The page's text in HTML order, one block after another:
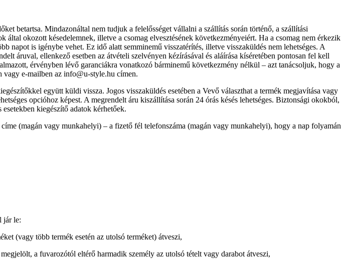
betartsa. Mindazonáltal nem tudjuk a felelősséget vállalni a szállítás során történő, a szállítási
okozott késedelemnek, illetve a csomag elvesztésének következményeiért. Ha a csomag nem érkezik
is igénybe vehet. Ez idő alatt semminemű visszatérítés, illetve visszaküldés nem lehetséges. A
áruval, ellenkező esetben az átvételi szelvényen kézírásával és aláírása kíséretében pontosan fel kell
érvényben lévő garanciákra vonatkozó bárminemű következmény nélkül – azt tanácsoljuk, hogy a
vagy e-mailben az info@u-style.hu címen.
együtt küldi vissza. Jogos visszaküldés esetében a Vevő választhat a termék megjavítása vagy
opcióhoz képest. A megrendelt áru kiszállítása során 24 órás késés lehetséges. Biztonsági okokból,
kiegészítő adatok kérhetőek.
(magán vagy munkahelyi) – a fizető fél telefonszáma (magán vagy munkahelyi), hogy a nap folyamán
jár le:
(vagy több termék esetén az utolsó terméket) átveszi,
a fuvarozótól eltérő harmadik személy az utolsó tételt vagy darabot átveszi,